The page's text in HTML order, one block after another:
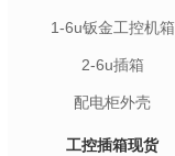
1-6u钣金工控机箱
2-6u插箱
配电柜外壳
工控插箱现货